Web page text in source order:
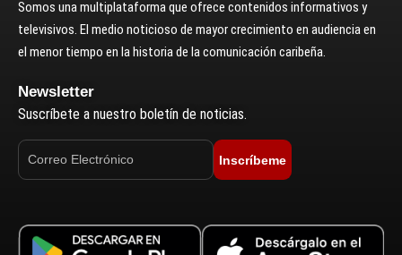
Somos una multiplataforma que ofrece contenidos informativos y
televisivos. El medio noticioso de mayor crecimiento en audiencia en
el menor tiempo en la historia de la comunicación caribeña.
Newsletter
Suscríbete a nuestro boletín de noticias.
Inscríbeme